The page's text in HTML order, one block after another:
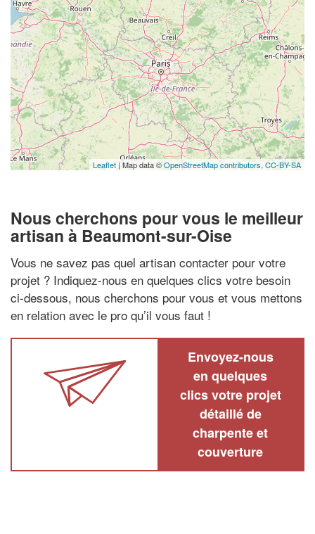
Leaflet | Map data ©OpenStreetMap contributors, CC-BY-SA
Nous cherchons pour vous le meilleur
artisan à Beaumont-sur-Oise
Vous ne savez pas quel artisan contacter pour votre
projet ? Indiquez-nous en quelques clics votre besoin
ci-dessous, nous cherchons pour vous et vous mettons
en relation avec le pro qu’il vous faut !
Envoyez-nous
en quelques
clics votre projet
détaillé de
charpente et
couverture